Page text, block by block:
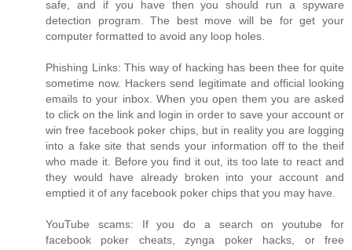
safe, and if you have then you should run a spyware
detection program. The best move will be for get your
computer formatted to avoid any loop holes.
Phishing Links: This way of hacking has been thee for quite
sometime now. Hackers send legitimate and official looking
emails to your inbox. When you open them you are asked
to click on the link and login in order to save your account or
win free facebook poker chips, but in reality you are logging
into a fake site that sends your information off to the theif
who made it. Before you find it out, its too late to react and
they would have already broken into your account and
emptied it of any facebook poker chips that you may have.
YouTube scams: If you do a search on youtube for
facebook poker cheats, zynga poker hacks, or free